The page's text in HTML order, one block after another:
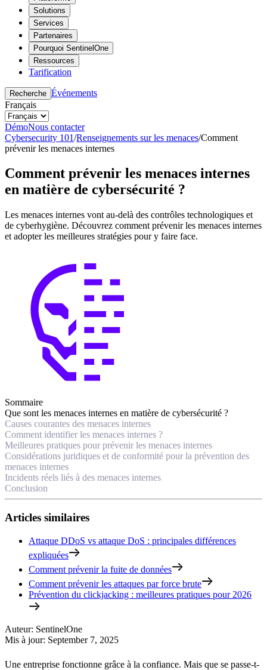
Solutions
Services
Partenaires
Pourquoi SentinelOne
Ressources
Tarification
Recherche Événements
Français
DémoNous contacter
Cybersecurity 101/Renseignements sur les menaces/Comment
prévenir les menaces internes
Comment prévenir les menaces internes
en matière de cybersécurité ?
Les menaces internes vont au-delà des contrôles technologiques et
de cyberhygiène. Découvrez comment prévenir les menaces internes
et adopter les meilleures stratégies pour y faire face.
Sommaire
Que sont les menaces internes en matière de cybersécurité ?
Causes courantes des menaces internes
Comment identifier les menaces internes ?
Meilleures pratiques pour prévenir les menaces internes
Considérations juridiques et de conformité pour la prévention des
menaces internes
Incidents réels liés à des menaces internes
Conclusion
Articles similaires
Attaque DDoS vs attaque DoS : principales différences
expliquées
Comment prévenir la fuite de données
Comment prévenir les attaques par force brute
Prévention du clickjacking : meilleures pratiques pour 2026
Auteur: SentinelOne
Mis à jour: September 7, 2025
Une entreprise fonctionne grâce à la confiance. Mais que se passe-t-